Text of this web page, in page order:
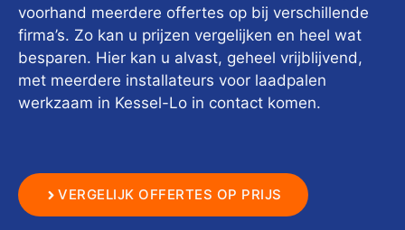
voorhand meerdere offertes op bij verschillende
firma’s. Zo kan u prijzen vergelijken en heel wat
besparen. Hier kan u alvast, geheel vrijblijvend,
met meerdere installateurs voor laadpalen
werkzaam in Kessel-Lo in contact komen.
VERGELIJK OFFERTES OP PRIJS